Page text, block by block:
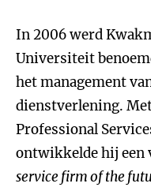
In 2006 werd
Universiteit
het management
dienstverlening.
Professional
ontwikkelde hij een
service firm of the